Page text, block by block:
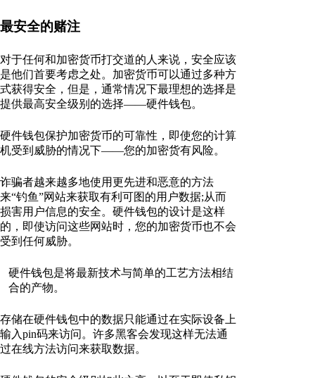
最安全的赌注
对于任何和加密货币打交道的人来说，安全应该
是他们首要考虑之处。加密货币可以通过多种方
式获得安全，但是，通常情况下最理想的选择是
提供最高安全级别的选择——硬件钱包。
硬件钱包保护加密货币的可靠性，即使您的计算
机受到威胁的情况下——您的加密货有风险。
诈骗者越来越多地使用更先进和恶意的方法
来“钓鱼”网站来获取有利可图的用户数据;从而
损害用户信息的安全。硬件钱包的设计是这样
的，即使访问这些网站时，您的加密货币也不会
受到任何威胁。
硬件钱包是将最新技术与简单的工艺方法相结
合的产物。
存储在硬件钱包中的数据只能通过在实际设备上
输入pin码来访问。许多黑客会发现这样无法通
过在线方法访问来获取数据。